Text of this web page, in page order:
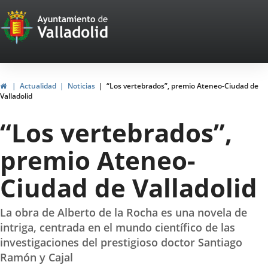
Portal
Web
del
Ayuntamiento
de
Valladolid
HomeActualidad Noticias
“Los vertebrados”, premio Ateneo-Ciudad de
Valladolid
“Los vertebrados”,
premio Ateneo-
Ciudad de Valladolid
La obra de Alberto de la Rocha es una novela de
intriga, centrada en el mundo científico de las
investigaciones del prestigioso doctor Santiago
Ramón y Cajal